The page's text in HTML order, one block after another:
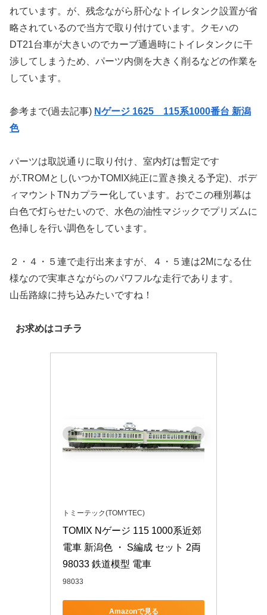
れています。が、残念ながら肝心なトイレタンク設置が省
略されているので当方で取り付けています。クモハの
DT21台車が大きいのでカーブ通過時にトイレタンクに干
渉してしまうため、パーツ内側を大きく削るなどの作業を
しています。
参考まで(過去記事) Nゲージ 1625 115系1000番台 新潟
色
パーツは取説通りに取り付け、室内灯は暫定です
が.TROMとし(いつかTOMIX純正に置き換える予定)、ボデ
ィマウントTNカプラー化しています。おでこの種別幕は
白色で灯らせたいので、水色の油性マジックでプリズムに
色挿しを行い調色をしています。
２・４・５連で走行出来ますが、４・５連は2Mになる仕
様なので実車さながらのパワフルな走行であります。
山岳路線に持ち込みたいですね！
お求めはコチラ
トミーテック(TOMYTEC)
TOMIX Nゲージ 115 1000系近郊
電車 新潟色 ・ S編成 セット 2両
98033 鉄道模型 電車
98033
Amazonで見る